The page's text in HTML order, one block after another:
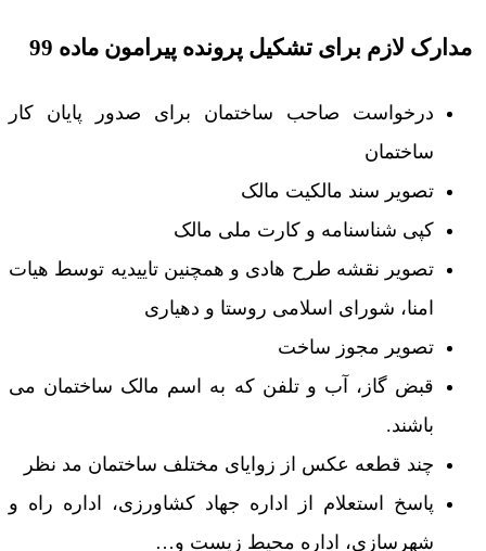
مدارک لازم برای تشکیل پرونده پیرامون ماده 99
درخواست صاحب ساختمان برای صدور پایان کار
ساختمان
تصویر سند مالکیت مالک
کپی شناسنامه و کارت ملی مالک
تصویر نقشه طرح هادی و همچنین تاییدیه توسط هیات
امنا، شورای اسلامی روستا و دهیاری
تصویر مجوز ساخت
قبض گاز، آب و تلفن که به اسم مالک ساختمان می
باشند.
چند قطعه عکس از زوایای مختلف ساختمان مد نظر
پاسخ استعلام از اداره جهاد کشاورزی، اداره راه و
شهرسازی، اداره محیط زیست و…